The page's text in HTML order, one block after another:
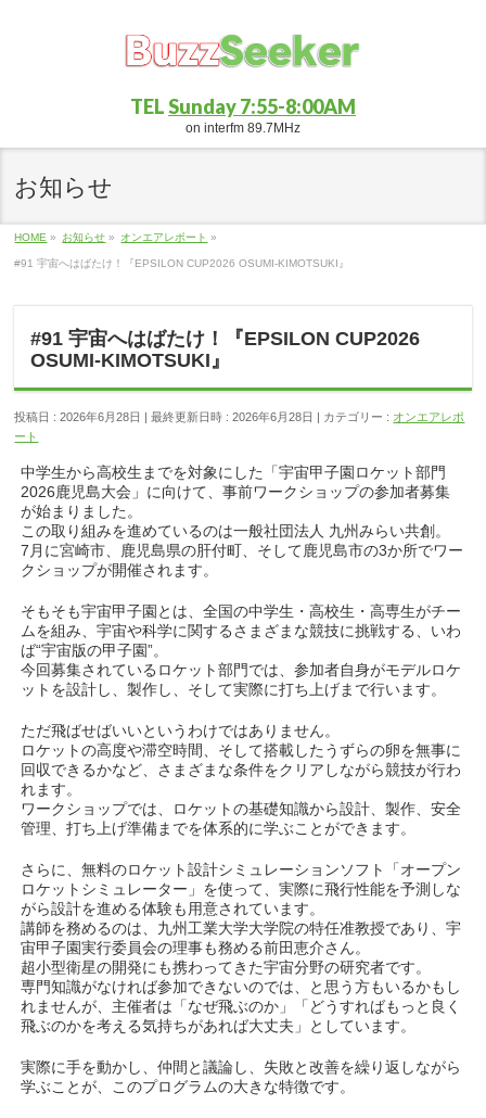
TELSunday 7:55-8:00AM
on interfm 89.7MHz
お知らせ
HOME » お知らせ » オンエアレポート »
#91 宇宙へはばたけ！『EPSILON CUP2026 OSUMI-KIMOTSUKI』
#91 宇宙へはばたけ！『EPSILON CUP2026
OSUMI-KIMOTSUKI』
投稿日 : 2026年6月28日 最終更新日時 : 2026年6月28日 カテゴリー : オンエアレポ
ート
中学生から高校生までを対象にした「宇宙甲子園ロケット部門
2026鹿児島大会」に向けて、事前ワークショップの参加者募集
が始まりました。
この取り組みを進めているのは一般社団法人 九州みらい共創。
7月に宮崎市、鹿児島県の肝付町、そして鹿児島市の3か所でワー
クショップが開催されます。
そもそも宇宙甲子園とは、全国の中学生・高校生・高専生がチー
ムを組み、宇宙や科学に関するさまざまな競技に挑戦する、いわ
ば“宇宙版の甲子園”。
今回募集されているロケット部門では、参加者自身がモデルロケ
ットを設計し、製作し、そして実際に打ち上げまで行います。
ただ飛ばせばいいというわけではありません。
ロケットの高度や滞空時間、そして搭載したうずらの卵を無事に
回収できるかなど、さまざまな条件をクリアしながら競技が行わ
れます。
ワークショップでは、ロケットの基礎知識から設計、製作、安全
管理、打ち上げ準備までを体系的に学ぶことができます。
さらに、無料のロケット設計シミュレーションソフト「オープン
ロケットシミュレーター」を使って、実際に飛行性能を予測しな
がら設計を進める体験も用意されています。
講師を務めるのは、九州工業大学大学院の特任准教授であり、宇
宙甲子園実行委員会の理事も務める前田恵介さん。
超小型衛星の開発にも携わってきた宇宙分野の研究者です。
専門知識がなければ参加できないのでは、と思う方もいるかもし
れませんが、主催者は「なぜ飛ぶのか」「どうすればもっと良く
飛ぶのかを考える気持ちがあれば大丈夫」としています。
実際に手を動かし、仲間と議論し、失敗と改善を繰り返しながら
学ぶことが、このプログラムの大きな特徴です。